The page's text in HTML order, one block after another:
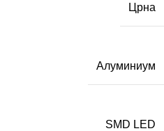
Црна
Алуминиум
SMD LED